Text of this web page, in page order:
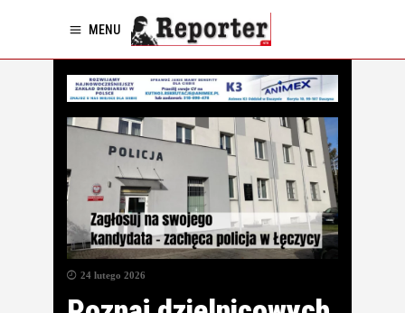
MENU
24 lutego 2026